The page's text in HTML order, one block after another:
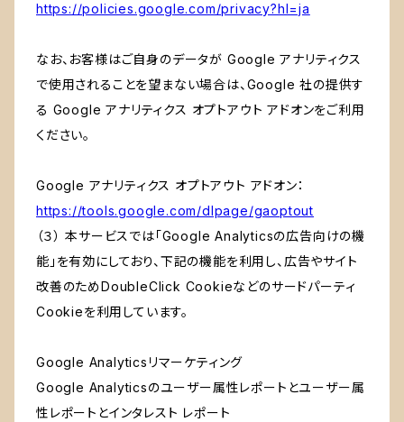
https://policies.google.com/privacy?hl=ja
なお、お客様はご自身のデータが Google アナリティクス
で使用されることを望まない場合は、Google 社の提供す
る Google アナリティクス オプトアウト アドオンをご利用
ください。
Google アナリティクス オプトアウト アドオン：
https://tools.google.com/dlpage/gaoptout
（３） 本サービスでは「Google Analyticsの広告向けの機
能」を有効にしており、下記の機能を利用し、広告やサイト
改善のためDoubleClick Cookieなどのサードパーティ
Cookieを利用しています。
Google Analyticsリマーケティング
Google Analyticsのユーザー属性レポートとユーザー属
性レポートとインタレスト レポート